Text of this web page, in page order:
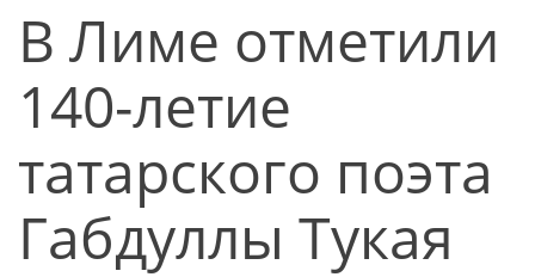
В Лиме отметили
140-летие
татарского поэта
Габдуллы Тукая